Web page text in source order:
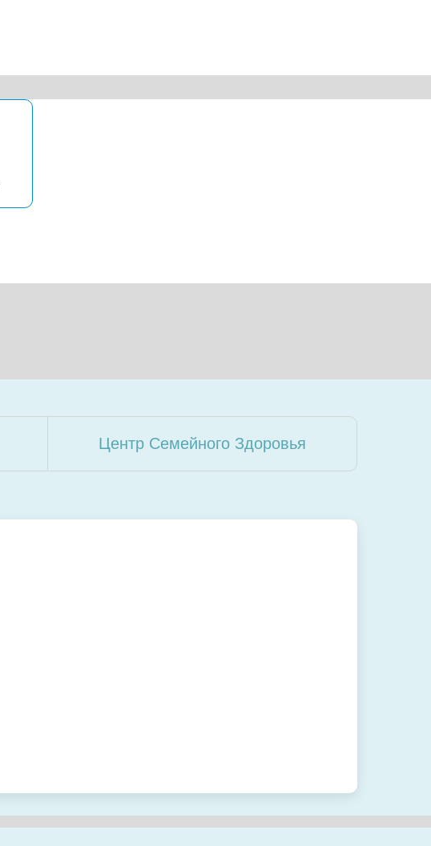
Центр Семейного Здоровья